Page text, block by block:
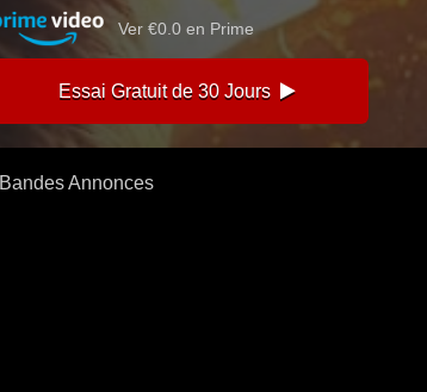
Ver €0.0 en Prime
Essai Gratuit de 30 Jours
Bandes Annonces